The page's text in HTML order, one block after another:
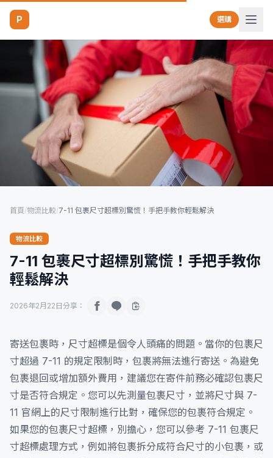
P 選購
首頁/物流比較/7-11 包裹尺寸超標別驚慌！手把手教你輕鬆解決
物流比較
7-11 包裹尺寸超標別驚慌！手把手教你
輕鬆解決
2026年2月22日 分享：
寄送包裹時，尺寸超標是個令人頭痛的問題。當你的包裹尺
寸超過 7-11 的規定限制時，包裹將無法進行寄送。為避免
包裹退回或增加額外費用，建議您在寄件前務必確認包裹尺
寸是否符合規定。您可以先測量包裹尺寸，並將尺寸與 7-
11 官網上的尺寸限制進行比對，確保您的包裹符合規定。
如果您的包裹尺寸超標，別擔心，您可以參考 7-11 包裹尺
寸超標處理方式，例如將包裹拆分成符合尺寸的小包裹，或